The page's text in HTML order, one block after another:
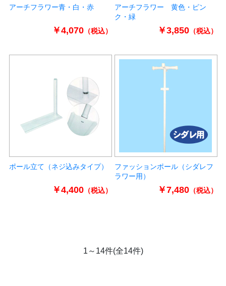
アーチフラワー青・白・赤
￥4,070（税込）
アーチフラワー 黄色・ピン
ク・緑
￥3,850（税込）
ポール立て（ネジ込みタイプ）
￥4,400（税込）
ファッションポール（シダレフ
ラワー用）
￥7,480（税込）
1～14件(全14件)